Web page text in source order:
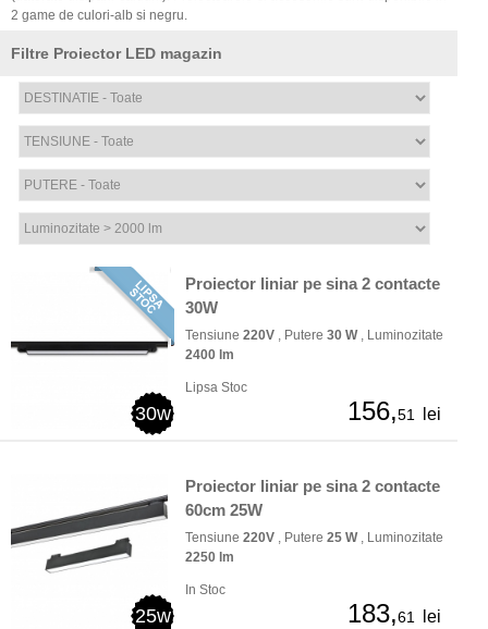
2 game de culori-alb si negru.
Filtre Proiector LED magazin
30w
Proiector liniar pe sina 2 contacte
30W
Tensiune 220V , Putere 30 W, Luminozitate
2400 lm
Lipsa Stoc
156,51 lei
25w
Proiector liniar pe sina 2 contacte
60cm 25W
Tensiune 220V , Putere 25 W, Luminozitate
2250 lm
In Stoc
183,61 lei